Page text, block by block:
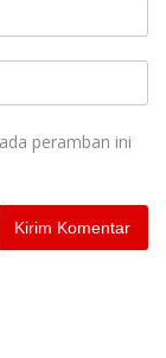
peramban ini